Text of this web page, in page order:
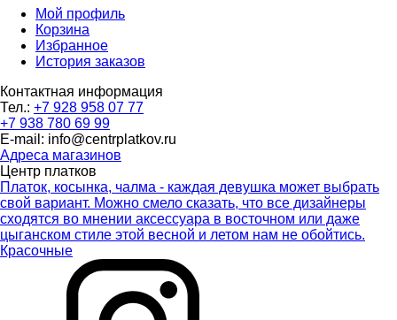
Мой профиль
Корзина
Избранное
История заказов
Контактная информация
Тел.: +7 928 958 07 77
+7 938 780 69 99
E-mail: info@centrplatkov.ru
Адреса магазинов
Центр платков
Платок, косынка, чалма - каждая девушка может выбрать
свой вариант. Можно смело сказать, что все дизайнеры
сходятся во мнении аксессуара в восточном или даже
цыганском стиле этой весной и летом нам не обойтись.
Красочные